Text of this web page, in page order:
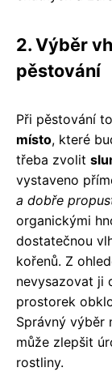
2. Výběr
pěstování
Při pěstování
místo, které
třeba zvolit
vystaveno
a dobře
organickými
dostatečnou
kořenů. Z
nevysazovat ji
prostorek
Správný výběr
může zlepšit
rostliny.